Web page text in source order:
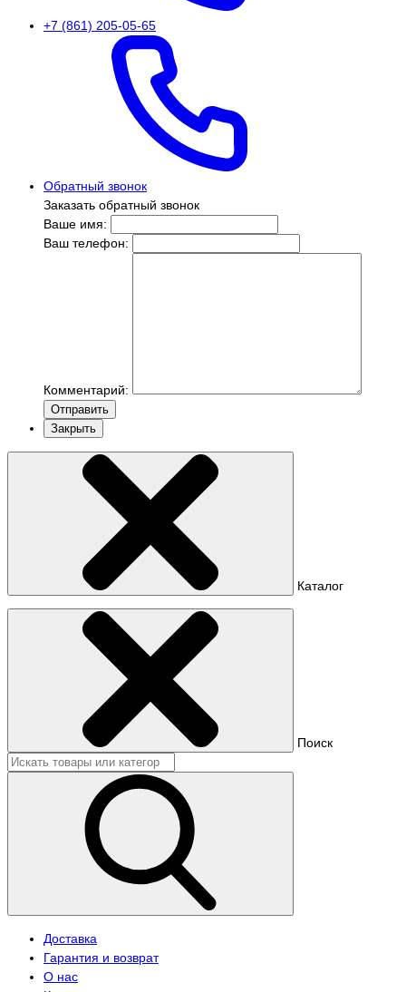
+7 (861) 205-05-65
Обратный звонок
Заказать обратный звонок
Ваше имя:
Ваш телефон:
Комментарий:
Отправить
Закрыть
Каталог
Поиск
Доставка
Гарантия и возврат
О нас